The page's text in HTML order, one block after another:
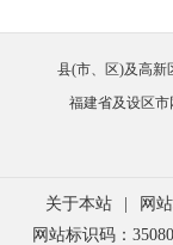
县(市、区)及高新
福建省及设区市
关于本站 网
网站标识码：